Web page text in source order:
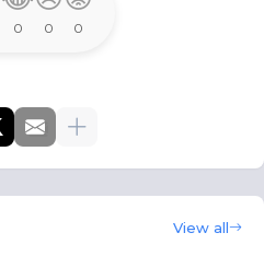
0 0 0
View all